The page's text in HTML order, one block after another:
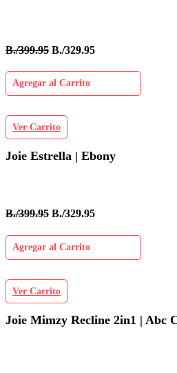
B./399.95 B./329.95
Agregar al Carrito
Ver Carrito
Joie Estrella | Ebony
B./399.95 B./329.95
Agregar al Carrito
Ver Carrito
Joie Mimzy Recline 2in1 | Abc